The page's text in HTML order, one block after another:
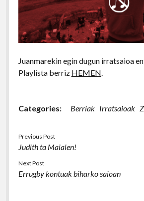
Juanmarekin egin dugun irratsaioa
Playlista berriz HEMEN.
Categories: Berriak Irratsaioak
Previous Post
Judith ta Maialen!
Next Post
Errugby kontuak biharko saioan